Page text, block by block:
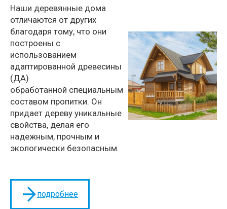
Наши деревянные дома
отличаются от других
благодаря тому, что они
построены с
использованием
адаптированной древесины
(ДА)
обработанной специальным
составом пропитки. Он
придает дереву уникальные
свойства, делая его
надежным, прочным и
экологически безопасным.
подробнее